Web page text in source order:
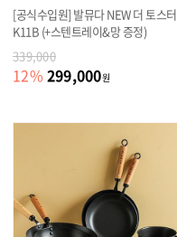
[공식수입원] 발뮤다 NEW 더 토스터
K11B (+스텐트레이&망 증정)
339,000
12% 299,000원